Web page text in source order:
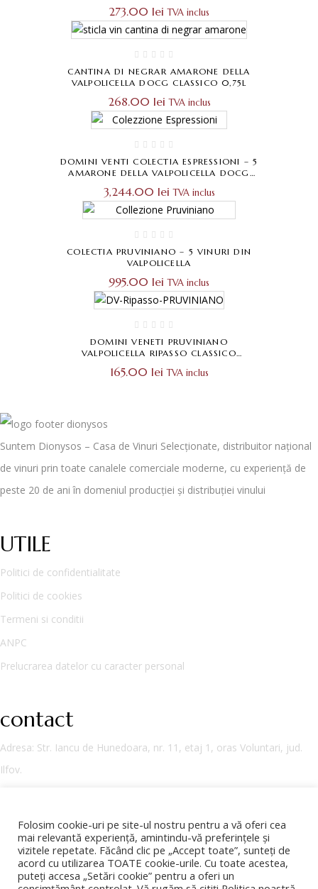
273.00 lei TVA inclus
CANTINA DI NEGRAR AMARONE DELLA
VALPOLICELLA DOCG CLASSICO 0,75L
268.00 lei TVA inclus
DOMINI VENTI COLECTIA ESPRESSIONI – 5
AMARONE DELLA VALPOLICELLA DOCG
3,244.00 lei TVA inclus
COLECTIA PRUVINIANO – 5 VINURI DIN
VALPOLICELLA
995.00 lei TVA inclus
DOMINI VENETI PRUVINIANO
VALPOLICELLA RIPASSO CLASSICO
165.00 lei TVA inclus
Suntem Dionysos – Casa de Vinuri Selecționate, distribuitor național
de vinuri prin toate canalele comerciale moderne, cu experiență de
peste 20 de ani în domeniul producției și distribuției vinului
UTILE
Politici de confidentialitate
Politici de cookies
Termeni si conditii
ANPC
Prelucrarea datelor cu caracter personal
contact
Adresa: Str. Iancu de Hunedoara, nr. 11, etaj 1, oras Voluntari, jud.
Ilfov.
Email: office@vinuridionysos.ro
Folosim cookie-uri pe site-ul nostru pentru a vă oferi cea
mai relevantă experiență, amintindu-vă preferințele și
vizitele repetate. Făcând clic pe „Accept toate”, sunteți de
acord cu utilizarea TOATE cookie-urile. Cu toate acestea,
puteți accesa „Setări cookie” pentru a oferi un